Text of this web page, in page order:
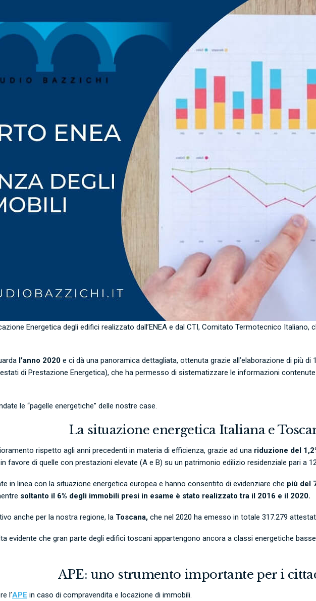
Energetica degli edifici realizzato dall’ENEA e dal CTI, Comitato Termotecnico Italiano,
l’anno 2020 e ci dà una panoramica dettagliata, ottenuta grazie all’elaborazione di più di
di Prestazione Energetica), che ha permesso di sistematizzare le informazioni
le “pagelle energetiche” delle nostre case.
La situazione energetica Italiana e
rispetto agli anni precedenti in materia di efficienza, grazie ad una riduzione del
favore di quelle con prestazioni elevate (A e B) su un patrimonio edilizio residenziale pari a
in linea con la situazione energetica europea e hanno consentito di evidenziare che più del
soltanto il 6% degli immobili presi in esame è stato realizzato tra il 2016 e il 2020.
anche per la nostra regione, la Toscana, che nel 2020 ha emesso in totale 317.279
evidente che gran parte degli edifici toscani appartengono ancora a classi energetiche
APE: uno strumento importante per i
l’APE in caso di compravendita e locazione di immobili.